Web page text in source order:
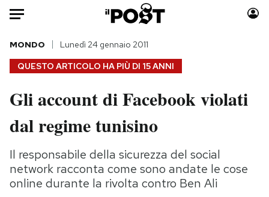
Auto
HOME
Italia
Politica
Tecnologia
Internet
Scienza
Moda
Consumismi
Storie/Idee
Ok Boomer!
Media
QUESTO ARTICOLO HA PIÙ DI 15 ANNI
MONDO Lunedì 24 gennaio 2011
Gli account di Facebook violati
dal regime tunisino
Il responsabile della sicurezza del social
network racconta come sono andate le cose
online durante la rivolta contro Ben Ali